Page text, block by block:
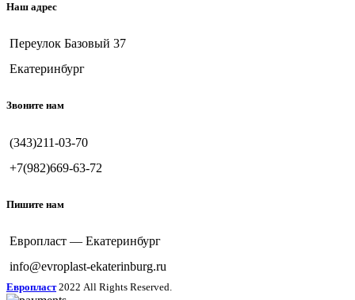
Наш адрес
Переулок Базовый 37
Екатеринбург
Звоните нам
(343)211-03-70
+7(982)669-63-72
Пишите нам
Европласт — Екатеринбург
info@evroplast-ekaterinburg.ru
Европласт 2022 All Rights Reserved.